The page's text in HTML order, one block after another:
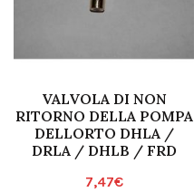
VALVOLA DI NON
RITORNO DELLA POMPA
DELLORTO DHLA /
DRLA / DHLB / FRD
7,47€